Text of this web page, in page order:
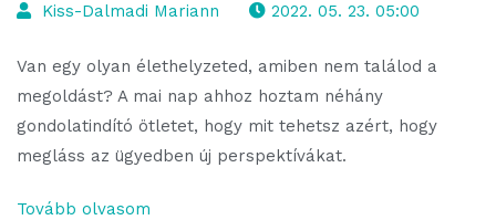
Kiss-Dalmadi Mariann
2022. 05. 23. 05:00
Van egy olyan élethelyzeted, amiben nem találod a
megoldást? A mai nap ahhoz hoztam néhány
gondolatindító ötletet, hogy mit tehetsz azért, hogy
megláss az ügyedben új perspektívákat.
Tovább olvasom